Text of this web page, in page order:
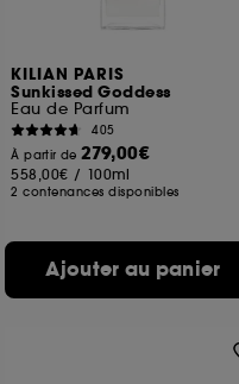
KILIAN PARIS
Sunkissed Goddess
Eau de Parfum
405
À partir de279,00€
558,00€ / 100ml
2 contenances disponibles
Ajouter au panier